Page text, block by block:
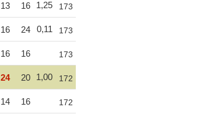
13 16 1,25 173
16 24 0,11 173
16 16 173
24 20 1,00 172
14 16 172